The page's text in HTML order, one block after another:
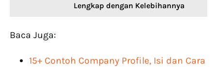
Lengkap dengan Kelebihannya
Baca Juga:
15+ Contoh Company Profile, Isi dan Cara